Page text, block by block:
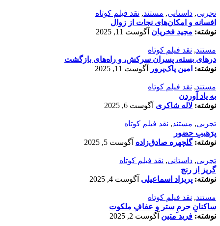
تجربی, داستانی, مستند, نقد فیلم کوتاه
افسانه‌ و امکان‌های نجات از زوال
نوشته: مجید فخریان آگوست 11, 2025
مستند, نقد فیلم کوتاه
درهای بسته، پسران سرکش، و راه‌های بازگشت
نوشته: امین پاک‌پرور آگوست 11, 2025
مستند, نقد فیلم کوتاه
به یاد آوردن
نوشته: لاله شاکری آگوست 6, 2025
تجربی, مستند, نقد فیلم کوتاه
پرَهیب‌ِ حضور
نوشته:گلچهره صادق‌زاده آگوست 5, 2025
تجربی, داستانی, نقد فیلم کوتاه
گریز از رنج
نوشته: پریزاد اسماعیلی آگوست 4, 2025
مستند, نقد فیلم کوتاه
ساکنانِ حرمِ ستر و عفافِ ملکوت
نوشته: فرید متین آگوست 2, 2025